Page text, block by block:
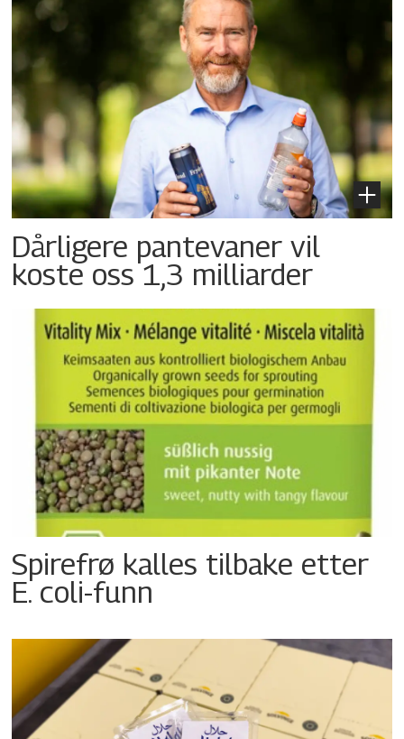
Dårligere pantevaner vil
koste oss 1,3 milliarder
Spirefrø kalles tilbake etter
E. coli-funn